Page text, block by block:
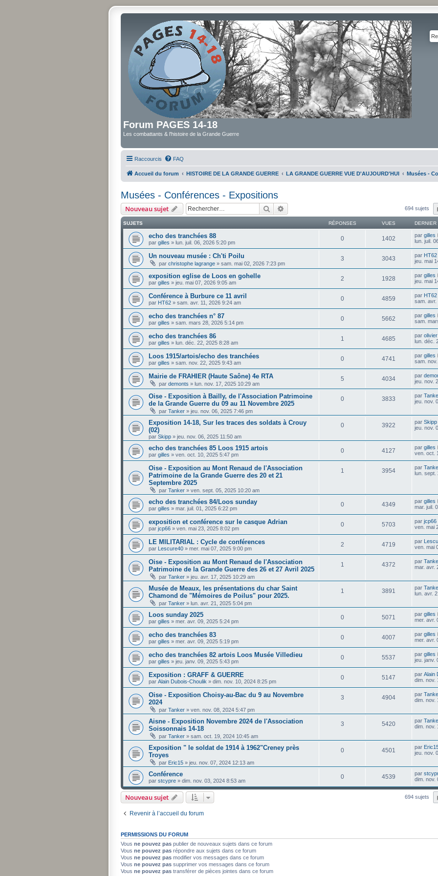
Forum PAGES 14-18
Les combattants & l'histoire de la Grande Guerre
Raccourcis FAQ
Accueil du forum HISTOIRE DE LA GRANDE GUERRE LA GRANDE GUERRE VUE D'AUJOURD'HUI Musées -
Musées - Conférences - Expositions
Nouveau sujet Rechercher 694 sujets
SUJETS RÉPONSES VUES
echo des tranchées 88
par gilles » lun. juil. 06, 2026 5:20 pm
0 1402 par gilles
lun. juil.
Un nouveau musée : Ch'ti Poilu
par christophe lagrange » sam. mai 02, 2026 7:23 pm
3 3043 par HT62
jeu. mai
exposition eglise de Loos en gohelle
par gilles » jeu. mai 07, 2026 9:05 am
2 1928 par gilles
jeu. mai
Conférence à Burbure ce 11 avril
par HT62 » sam. avr. 11, 2026 9:24 am
0 4859 par HT62
sam. avr.
echo des tranchées n° 87
par gilles » sam. mars 28, 2026 5:14 pm
0 5662 par gilles
sam.
echo des tranchées 86
par gilles » lun. déc. 22, 2025 8:28 am
1 4685 par
lun. déc.
Loos 1915/artois/echo des tranchées
par gilles » sam. nov. 22, 2025 9:43 am
0 4741 par gilles
sam.
Mairie de FRAHIER (Haute Saône) 4e RTA
par demonts » lun. nov. 17, 2025 10:29 am
5 4034 par
jeu. nov.
Oise - Exposition à Bailly, de l'Association Patrimoine
de la Grande Guerre du 09 au 11 Novembre 2025
par Tanker » jeu. nov. 06, 2025 7:46 pm
0 3833 par
jeu. nov.
Exposition 14-18, Sur les traces des soldats à Crouy
(02)
par Skipp » jeu. nov. 06, 2025 11:50 am
0 3922 par Skipp
jeu. nov.
echo des tranchées 85 Loos 1915 artois
par gilles » ven. oct. 10, 2025 5:47 pm
0 4127 par gilles
ven. oct.
Oise - Exposition au Mont Renaud de l'Association
Patrimoine de la Grande Guerre des 20 et 21
Septembre 2025
par Tanker » ven. sept. 05, 2025 10:20 am
1 3954 par
lun. sept.
echo des tranchées 84/Loos sunday
par gilles » mar. juil. 01, 2025 6:22 pm
0 4349 par gilles
mar. juil.
exposition et conférence sur le casque Adrian
par jcp66 » ven. mai 23, 2025 8:02 pm
0 5703 par jcp66
ven. mai
LE MILITARIAL : Cycle de conférences
par Lescure40 » mer. mai 07, 2025 9:00 pm
2 4719 par
ven. mai
Oise - Exposition au Mont Renaud de l'Association
Patrimoine de la Grande Guerre des 26 et 27 Avril 2025
par Tanker » jeu. avr. 17, 2025 10:29 am
1 4372 par
mar. avr.
Musée de Meaux, les présentations du char Saint
Chamond de "Mémoires de Poilus" pour 2025.
par Tanker » lun. avr. 21, 2025 5:04 pm
1 3891 par
lun. avr.
Loos sunday 2025
par gilles » mer. avr. 09, 2025 5:24 pm
0 5071 par gilles
mer. avr.
echo des tranchées 83
par gilles » mer. avr. 09, 2025 5:19 pm
0 4007 par gilles
mer. avr.
echo des tranchées 82 artois Loos Musée Villedieu
par gilles » jeu. janv. 09, 2025 5:43 pm
0 5537 par gilles
jeu. janv.
Exposition : GRAFF & GUERRE
par Alain Dubois-Choulik » dim. nov. 10, 2024 8:25 pm
0 5147 par Alain
dim. nov.
Oise - Exposition Choisy-au-Bac du 9 au Novembre
2024
par Tanker » ven. nov. 08, 2024 5:47 pm
3 4904 par
dim. nov.
Aisne - Exposition Novembre 2024 de l'Association
Soissonnais 14-18
par Tanker » sam. oct. 19, 2024 10:45 am
3 5420 par
dim. nov.
Exposition " le soldat de 1914 à 1962"Creney près
Troyes
par Eric15 » jeu. nov. 07, 2024 12:13 am
0 4501 par
jeu. nov.
Conférence
par stcypre » dim. nov. 03, 2024 8:53 am
0 4539 par
dim. nov.
Nouveau sujet 694 sujets
Revenir à l’accueil du forum
PERMISSIONS DU FORUM
Vous ne pouvez pas publier de nouveaux sujets dans ce forum
Vous ne pouvez pas répondre aux sujets dans ce forum
Vous ne pouvez pas modifier vos messages dans ce forum
Vous ne pouvez pas supprimer vos messages dans ce forum
Vous ne pouvez pas transférer de pièces jointes dans ce forum